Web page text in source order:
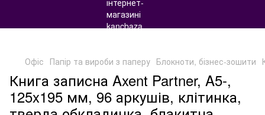
Офіс Папір та вироби з паперу Блокноти, бізнес-зошити
Книга записна Axent Partner, A5-,
125x195 мм, 96 аркушів, клітинка,